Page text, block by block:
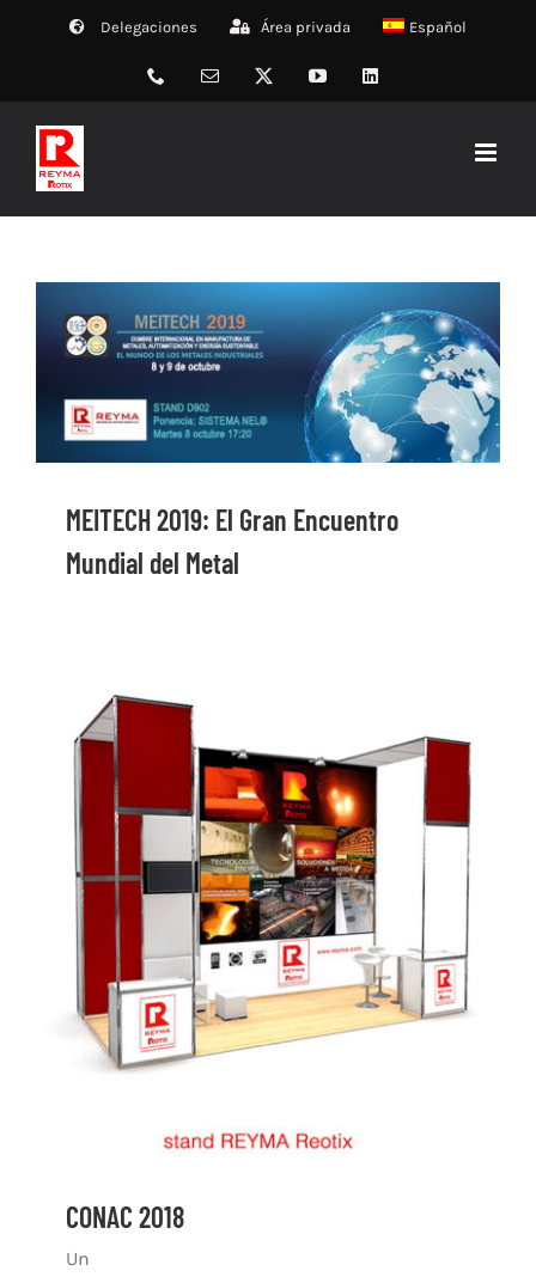
Delegaciones Área privada Español
Phone CorreoX YouTubeLinkedIn
MEITECH 2019: El Gran Encuentro
Mundial del Metal
CONAC 2018
Un